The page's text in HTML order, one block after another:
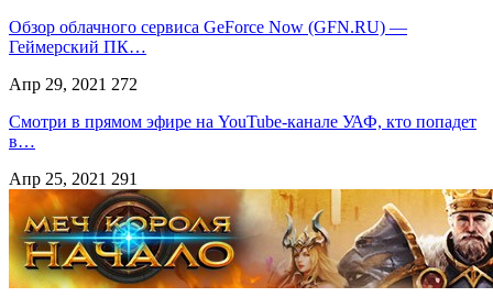
Обзор облачного сервиса GeForce Now (GFN.RU) —
Геймерский ПК…
Апр 29, 2021 272
Смотри в прямом эфире на YouTube-канале УАФ, кто попадет
в…
Апр 25, 2021 291